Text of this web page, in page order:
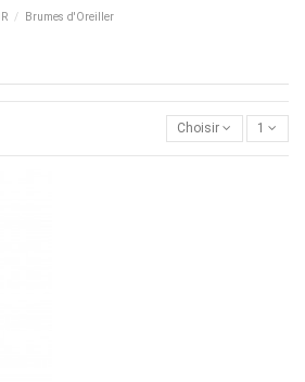
Brumes d'Oreiller
Choisir 1